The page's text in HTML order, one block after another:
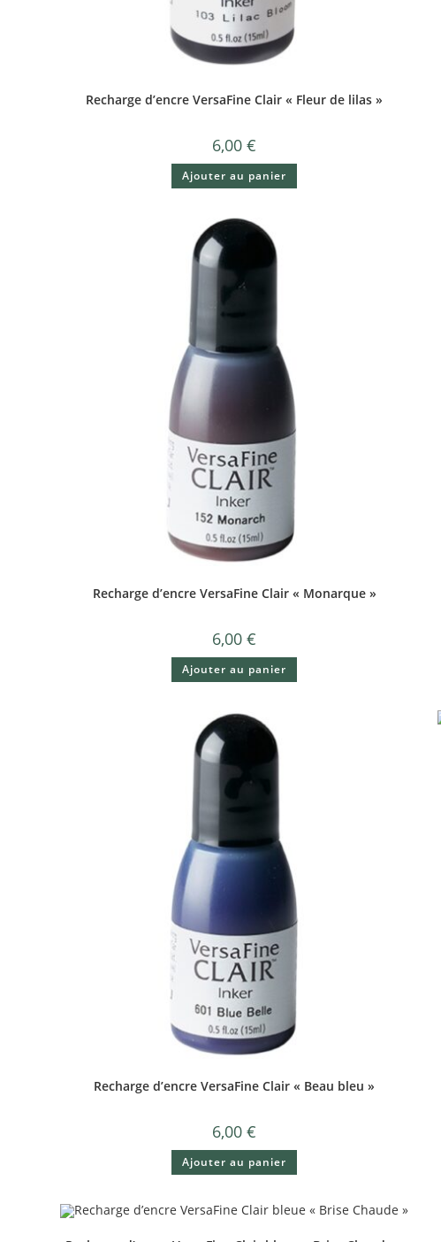
Recharge d’encre VersaFine Clair « Fleur de lilas »
6,00€
Ajouter au panier
Recharge d’encre VersaFine Clair « Monarque »
6,00€
Ajouter au panier
Recharge d’encre VersaFine Clair « Beau bleu »
6,00€
Ajouter au panier